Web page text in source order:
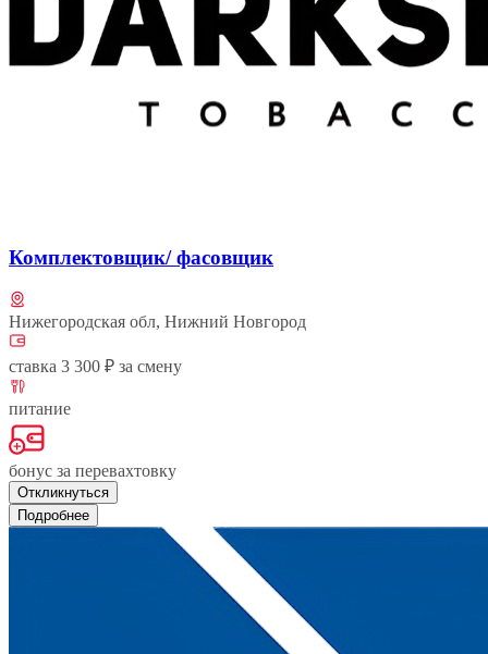
Комплектовщик/ фасовщик
Нижегородская обл, Нижний Новгород
ставка 3 300 ₽ за смену
питание
бонус за перевахтовку
Откликнуться
Подробнее